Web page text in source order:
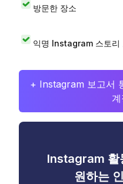
방문한 장소
익명 Instagram 스토리
+ Instagram 보고서
Instagram 활
원하는